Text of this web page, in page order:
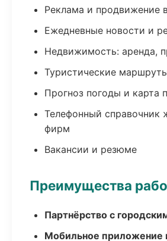
Реклама и продвижение
Ежедневные новости и
Недвижимость: аренда,
Туристические
Прогноз погоды и карта
Телефонный справочник
фирм
Вакансии и резюме
Преимущества
Партнёрство с
Мобильное приложение